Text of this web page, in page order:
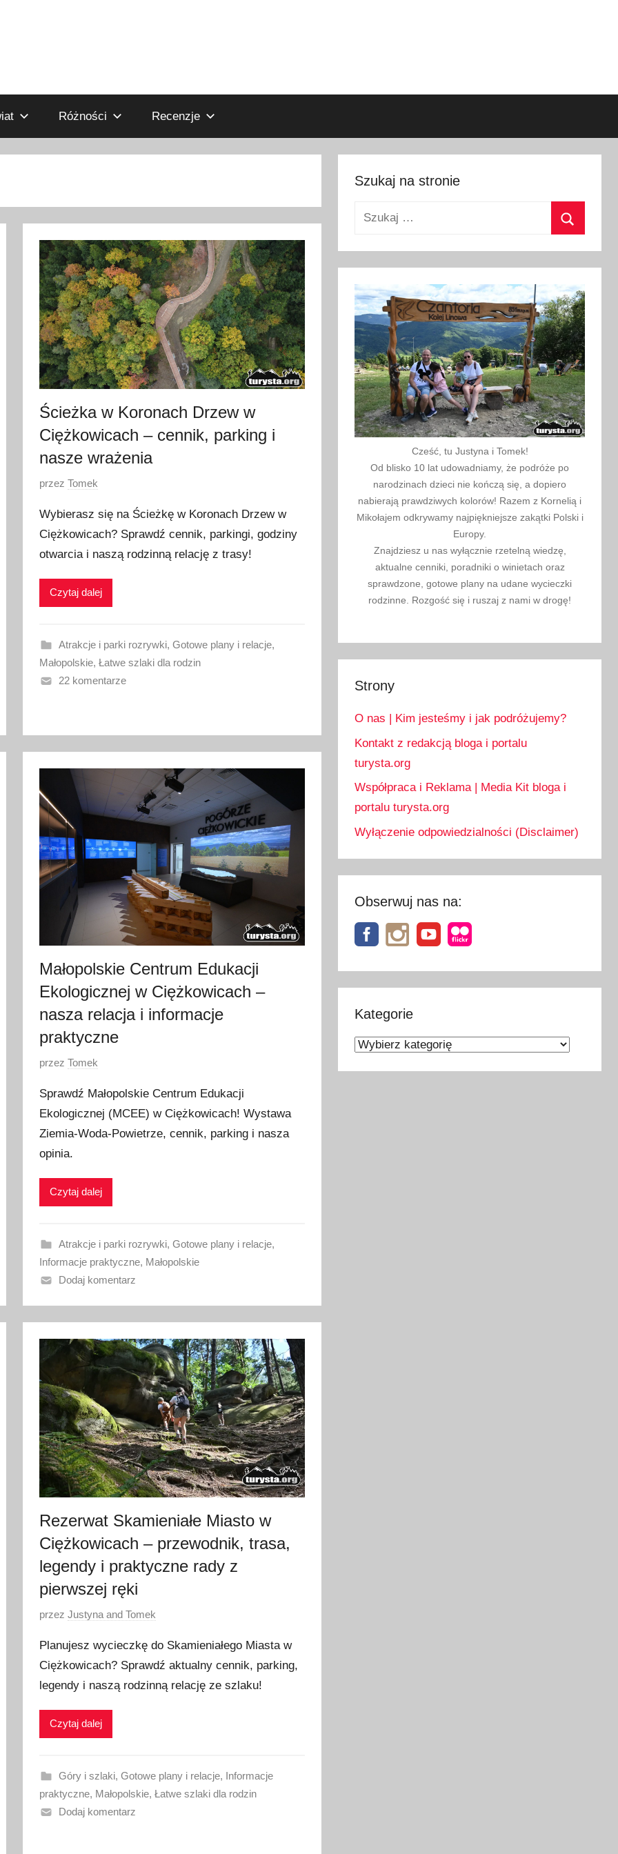
Różności Recenzje
Ścieżka w Koronach Drzew w
Ciężkowicach – cennik, parking i
nasze wrażenia
O
u
b
l
o
a
n
o
l
i
p
c
a
2
0
2
6
przezTomek
Wybierasz się na Ścieżkę w Koronach Drzew w
Ciężkowicach? Sprawdź cennik, parkingi, godziny
otwarcia i naszą rodzinną relację z trasy!
Czytaj dalej
Atrakcje i parki rozrywki, Gotowe plany i relacje,
Małopolskie,Łatwe szlaki dla rodzin
22 komentarze
Małopolskie Centrum Edukacji
Ekologicznej w Ciężkowicach –
nasza relacja i informacje
praktyczne
O
u
b
l
i
w
n
o
1
a
2
2
6
przezTomek
Sprawdź Małopolskie Centrum Edukacji
Ekologicznej (MCEE) w Ciężkowicach! Wystawa
Ziemia-Woda-Powietrze, cennik, parking i nasza
opinia.
Czytaj dalej
Atrakcje i parki rozrywki, Gotowe plany i relacje,
Informacje praktyczne, Małopolskie
Dodaj komentarz
Rezerwat Skamieniałe Miasto w
Ciężkowicach – przewodnik, trasa,
legendy i praktyczne rady z
pierwszej ręki
O
u
b
o
a
n
o
przezJustyna and Tomek
Planujesz wycieczkę do Skamieniałego Miasta w
Ciężkowicach? Sprawdź aktualny cennik, parking,
legendy i naszą rodzinną relację ze szlaku!
Czytaj dalej
Góry i szlaki, Gotowe plany i relacje, Informacje
praktyczne, Małopolskie,Łatwe szlaki dla rodzin
Dodaj komentarz
Szukaj na stronie
Szukaj:
Cześć, tu Justyna i Tomek!
Od blisko 10 lat udowadniamy, że podróże po
narodzinach dzieci nie kończą się, a dopiero
nabierają prawdziwych kolorów! Razem z Kornelią i
Mikołajem odkrywamy najpiękniejsze zakątki Polski i
Europy.
Znajdziesz u nas wyłącznie rzetelną wiedzę,
aktualne cenniki, poradniki o winietach oraz
sprawdzone, gotowe plany na udane wycieczki
rodzinne. Rozgość się i ruszaj z nami w drogę!
Strony
O nas | Kim jesteśmy i jak podróżujemy?
Kontakt z redakcją bloga i portalu
turysta.org
Współpraca i Reklama | Media Kit bloga i
portalu turysta.org
Wyłączenie odpowiedzialności (Disclaimer)
Obserwuj nas na:
Kategorie
Kategorie